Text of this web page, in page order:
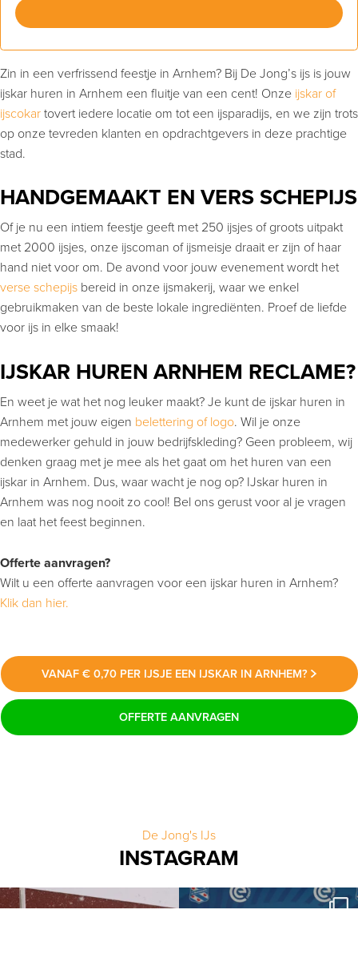
Zin in een verfrissend feestje in Arnhem? Bij De Jong’s ijs is jouw
ijskar huren in Arnhem een fluitje van een cent! Onze ijskar of
ijscokartovert iedere locatie om tot een ijsparadijs, en we zijn trots
op onze tevreden klanten en opdrachtgevers in deze prachtige
stad.
HANDGEMAAKT EN VERS SCHEPIJS
Of je nu een intiem feestje geeft met 250 ijsjes of groots uitpakt
met 2000 ijsjes, onze ijscoman of ijsmeisje draait er zijn of haar
hand niet voor om. De avond voor jouw evenement wordt het
verse schepijs bereid in onze ijsmakerij, waar we enkel
gebruikmaken van de beste lokale ingrediënten. Proef de liefde
voor ijs in elke smaak!
IJSKAR HUREN ARNHEM RECLAME?
En weet je wat het nog leuker maakt? Je kunt de ijskar huren in
Arnhem met jouw eigen belettering of logo. Wil je onze
medewerker gehuld in jouw bedrijfskleding? Geen probleem, wij
denken graag met je mee als het gaat om het huren van een
ijskar in Arnhem. Dus, waar wacht je nog op? IJskar huren in
Arnhem was nog nooit zo cool! Bel ons gerust voor al je vragen
en laat het feest beginnen.
Offerte aanvragen?
Wilt u een offerte aanvragen voor een ijskar huren in Arnhem?
Klik dan hier.
VANAF € 0,70 PER IJSJE EEN IJSKAR IN ARNHEM?
OFFERTE AANVRAGEN
De Jong's IJs
INSTAGRAM